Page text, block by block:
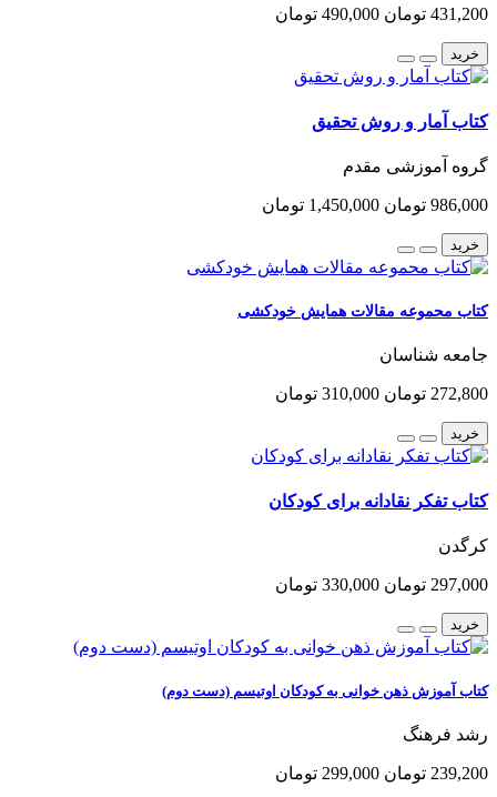
431,200 تومان 490,000 تومان
خرید
کتاب آمار و روش تحقیق
گروه آموزشی مقدم
986,000 تومان 1,450,000 تومان
خرید
کتاب محموعه مقالات همایش خودکشی
جامعه شناسان
272,800 تومان 310,000 تومان
خرید
کتاب تفکر نقادانه برای کودکان
کرگدن
297,000 تومان 330,000 تومان
خرید
کتاب آموزش ذهن خوانی به کودکان اوتیسم (دست دوم)
رشد فرهنگ
239,200 تومان 299,000 تومان